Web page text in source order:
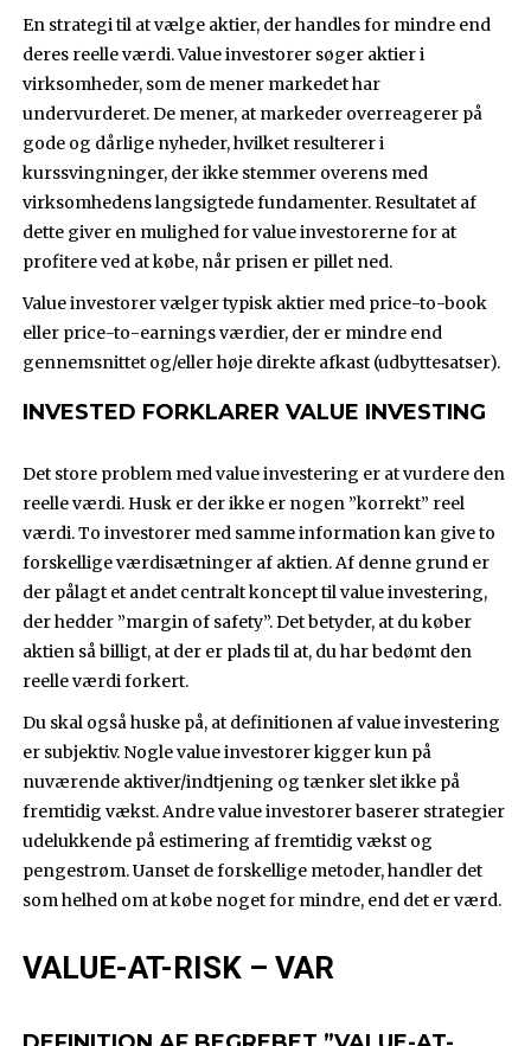
En strategi til at vælge aktier, der handles for mindre end
deres reelle værdi. Value investorer søger aktier i
virksomheder, som de mener markedet har
undervurderet. De mener, at markeder overreagerer på
gode og dårlige nyheder, hvilket resulterer i
kurssvingninger, der ikke stemmer overens med
virksomhedens langsigtede fundamenter. Resultatet af
dette giver en mulighed for value investorerne for at
profitere ved at købe, når prisen er pillet ned.
Value investorer vælger typisk aktier med price-to-book
eller price-to-earnings værdier, der er mindre end
gennemsnittet og/eller høje direkte afkast (udbyttesatser).
INVESTED FORKLARER VALUE INVESTING
Det store problem med value investering er at vurdere den
reelle værdi. Husk er der ikke er nogen ”korrekt” reel
værdi. To investorer med samme information kan give to
forskellige værdisætninger af aktien. Af denne grund er
der pålagt et andet centralt koncept til value investering,
der hedder ”margin of safety”. Det betyder, at du køber
aktien så billigt, at der er plads til at, du har bedømt den
reelle værdi forkert.
Du skal også huske på, at definitionen af value investering
er subjektiv. Nogle value investorer kigger kun på
nuværende aktiver/indtjening og tænker slet ikke på
fremtidig vækst. Andre value investorer baserer strategier
udelukkende på estimering af fremtidig vækst og
pengestrøm. Uanset de forskellige metoder, handler det
som helhed om at købe noget for mindre, end det er værd.
VALUE-AT-RISK – VAR